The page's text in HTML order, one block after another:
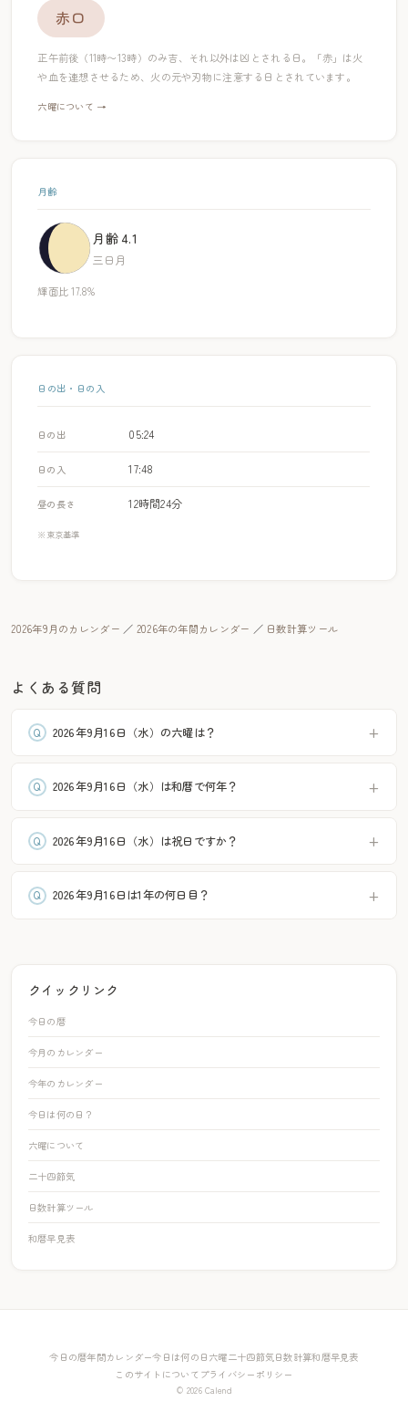
赤口
正午前後（11時〜13時）のみ吉、それ以外は凶とされる日。「赤」は火
や血を連想させるため、火の元や刃物に注意する日とされています。
六曜について →
月齢
月齢 4.1
三日月
輝面比 17.8%
日の出・日の入
日の出 05:24
日の入 17:48
昼の長さ 12時間24分
※東京基準
2026年9月のカレンダー ／ 2026年の年間カレンダー ／ 日数計算ツール
よくある質問
2026年9月16日（水）の六曜は？
2026年9月16日（水）は和暦で何年？
2026年9月16日（水）は祝日ですか？
2026年9月16日は1年の何日目？
クイックリンク
今日の暦
今月のカレンダー
今年のカレンダー
今日は何の日？
六曜について
二十四節気
日数計算ツール
和暦早見表
今日の暦年間カレンダー今日は何の日 六曜二十四節気 日数計算和暦早見表
このサイトについて プライバシーポリシー
© 2026 Calend